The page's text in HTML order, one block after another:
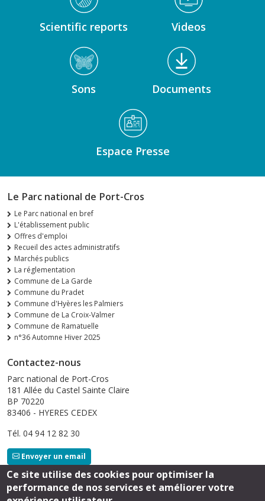
Scientific reports Videos
Sons Documents
Espace Presse
Le Parc national de Port-Cros
Le Parc national en bref
L'établissement public
Offres d'emploi
Recueil des actes administratifs
Marchés publics
La réglementation
Commune de La Garde
Commune du Pradet
Commune d'Hyères les Palmiers
Commune de La Croix-Valmer
Commune de Ramatuelle
n°36 Automne Hiver 2025
Contactez-nous
Parc national de Port-Cros
181 Allée du Castel Sainte Claire
BP 70220
83406 - HYERES CEDEX
Tél. 04 94 12 82 30
Envoyer un email
Ce site utilise des cookies pour optimiser la
performance de nos services et améliorer votre